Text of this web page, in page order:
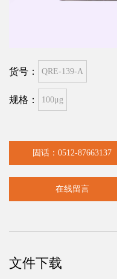
货号： QRE-139-A
规格： 100μg
固话：0512-87663137
在线留言
文件下载